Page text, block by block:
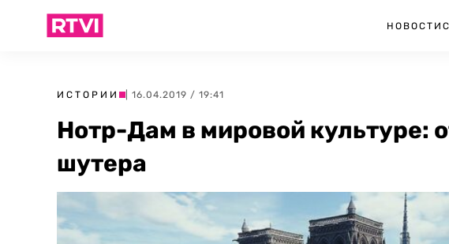
НОВОСТИ
ИСТОРИИ | 16.04.2019 / 19:41
Нотр-Дам в мировой культуре:
шутера